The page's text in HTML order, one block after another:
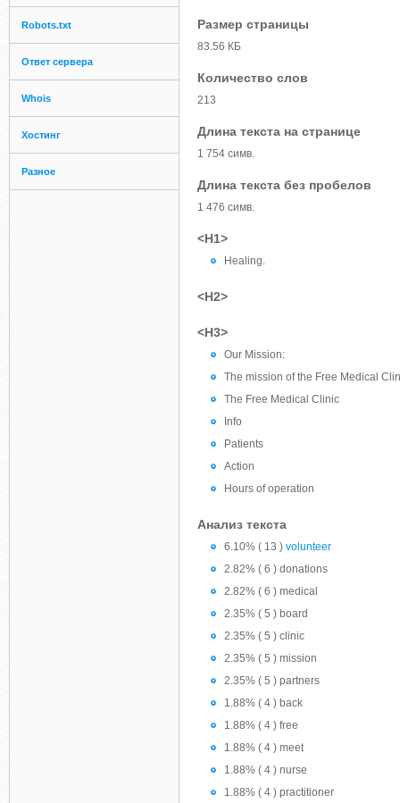
Robots.txt
Ответ сервера
Whois
Хостинг
Разное
Размер страницы
83.56 КБ
Количество слов
213
Длина текста на странице
1 754 симв.
Длина текста без пробелов
1 476 симв.
<H1>
Healing.
<H2>
<H3>
Our Mission:
The mission of the Free Medical
The Free Medical Clinic
Info
Patients
Action
Hours of operation
Анализ текста
6.10% ( 13 ) volunteer
2.82% ( 6 ) donations
2.82% ( 6 ) medical
2.35% ( 5 ) board
2.35% ( 5 ) clinic
2.35% ( 5 ) mission
2.35% ( 5 ) partners
1.88% ( 4 ) back
1.88% ( 4 ) free
1.88% ( 4 ) meet
1.88% ( 4 ) nurse
1.88% ( 4 ) practitioner